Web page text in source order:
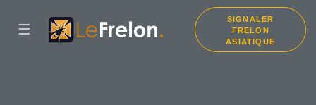
☰
SIGNALER
FRELON
ASIATIQUE